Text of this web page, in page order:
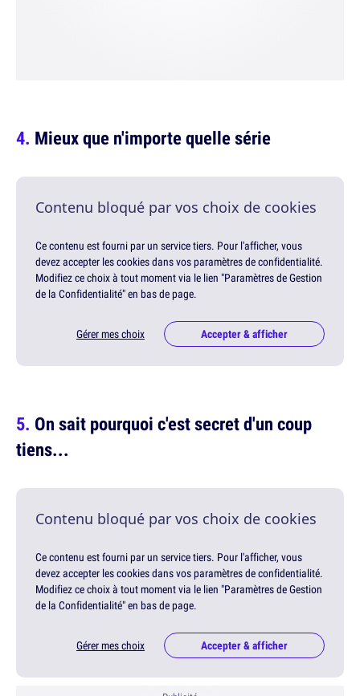
Mieux que n'importe quelle série
Contenu bloqué par vos choix de cookies
Ce contenu est fourni par un service tiers. Pour l'afficher, vous
devez accepter les cookies dans vos paramètres de confidentialité.
Modifiez ce choix à tout moment via le lien "Paramètres de Gestion
de la Confidentialité" en bas de page.
Gérer mes choix Accepter & afficher
On sait pourquoi c'est secret d'un coup
tiens...
Contenu bloqué par vos choix de cookies
Ce contenu est fourni par un service tiers. Pour l'afficher, vous
devez accepter les cookies dans vos paramètres de confidentialité.
Modifiez ce choix à tout moment via le lien "Paramètres de Gestion
de la Confidentialité" en bas de page.
Gérer mes choix Accepter & afficher